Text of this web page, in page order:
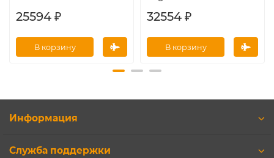
25594 ₽
В корзину
32554 ₽
В корзину
Информация
Служба поддержки